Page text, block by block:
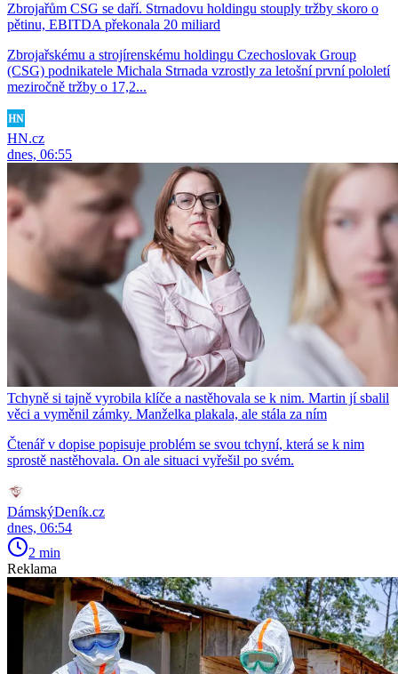
Zbrojařům CSG se daří. Strnadovu holdingu stouply tržby skoro o
pětinu, EBITDA překonala 20 miliard
Zbrojařskému a strojírenskému holdingu Czechoslovak Group
(CSG) podnikatele Michala Strnada vzrostly za letošní první pololetí
meziročně tržby o 17,2...
HN.cz
dnes, 06:55
Tchyně si tajně vyrobila klíče a nastěhovala se k nim. Martin jí sbalil
věci a vyměnil zámky. Manželka plakala, ale stála za ním
Čtenář v dopise popisuje problém se svou tchyní, která se k nim
sprostě nastěhovala. On ale situaci vyřešil po svém.
DámskýDeník.cz
dnes, 06:54
2 min
Reklama